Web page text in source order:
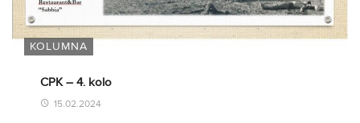
KOLUMNA
CPK – 4. kolo
15.02.2024